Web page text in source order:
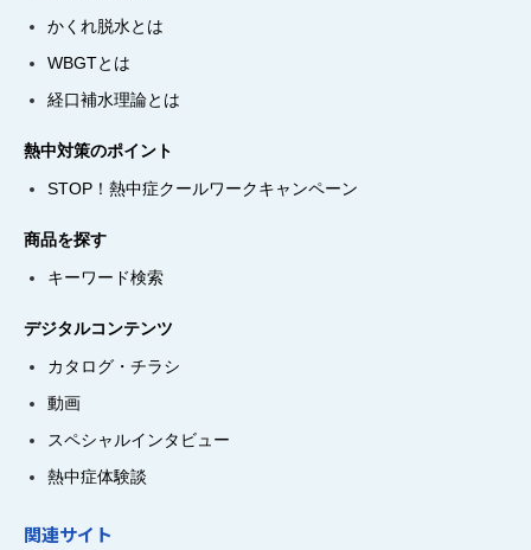
かくれ脱水とは
WBGTとは
経口補水理論とは
熱中対策のポイント
STOP！熱中症クールワークキャンペーン
商品を探す
キーワード検索
デジタルコンテンツ
カタログ・チラシ
動画
スペシャルインタビュー
熱中症体験談
関連サイト